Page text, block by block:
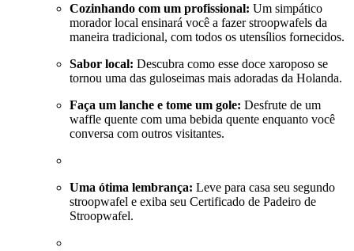
Cozinhando com um profissional: Um simpático
morador local ensinará você a fazer stroopwafels da
maneira tradicional, com todos os utensílios fornecidos.
Sabor local: Descubra como esse doce xaroposo se
tornou uma das guloseimas mais adoradas da Holanda.
Faça um lanche e tome um gole: Desfrute de um
waffle quente com uma bebida quente enquanto você
conversa com outros visitantes.
Uma ótima lembrança: Leve para casa seu segundo
stroopwafel e exiba seu Certificado de Padeiro de
Stroopwafel.